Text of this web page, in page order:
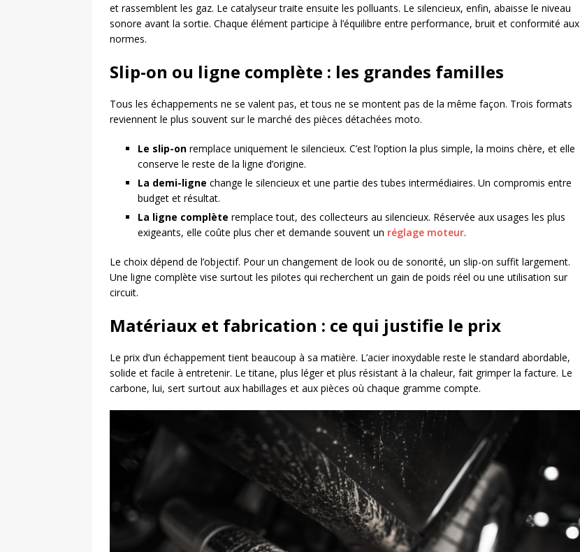
et rassemblent les gaz. Le catalyseur traite ensuite les polluants. Le silencieux, enfin, abaisse le niveau
sonore avant la sortie. Chaque élément participe à l’équilibre entre performance, bruit et conformité aux
normes.
Slip-on ou ligne complète : les grandes familles
Tous les échappements ne se valent pas, et tous ne se montent pas de la même façon. Trois formats
reviennent le plus souvent sur le marché des pièces détachées moto.
Le slip-on remplace uniquement le silencieux. C’est l’option la plus simple, la moins chère, et elle
conserve le reste de la ligne d’origine.
La demi-ligne change le silencieux et une partie des tubes intermédiaires. Un compromis entre
budget et résultat.
La ligne complète remplace tout, des collecteurs au silencieux. Réservée aux usages les plus
exigeants, elle coûte plus cher et demande souvent un réglage moteur.
Le choix dépend de l’objectif. Pour un changement de look ou de sonorité, un slip-on suffit largement.
Une ligne complète vise surtout les pilotes qui recherchent un gain de poids réel ou une utilisation sur
circuit.
Matériaux et fabrication : ce qui justifie le prix
Le prix d’un échappement tient beaucoup à sa matière. L’acier inoxydable reste le standard abordable,
solide et facile à entretenir. Le titane, plus léger et plus résistant à la chaleur, fait grimper la facture. Le
carbone, lui, sert surtout aux habillages et aux pièces où chaque gramme compte.